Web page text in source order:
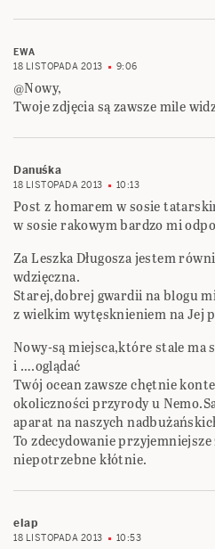
EWA
18 LISTOPADA 2013
9:06
@Nowy,
Twoje zdjęcia są zawsze mile
Danuśka
18 LISTOPADA 2013 10:13
Post z homarem w sosie
w sosie rakowym bardzo mi
Za Leszka Długosza jestem
wdzięczna.
Starej,dobrej gwardii na blogu
z wielkim wytęsknieniem na Jej
Nowy-są miejsca,które stale ma
i ….oglądać
Twój ocean zawsze chętnie
okoliczności przyrody u
aparat na naszych
To zdecydowanie
niepotrzebne kłótnie.
elap
18 LISTOPADA 2013 10:53